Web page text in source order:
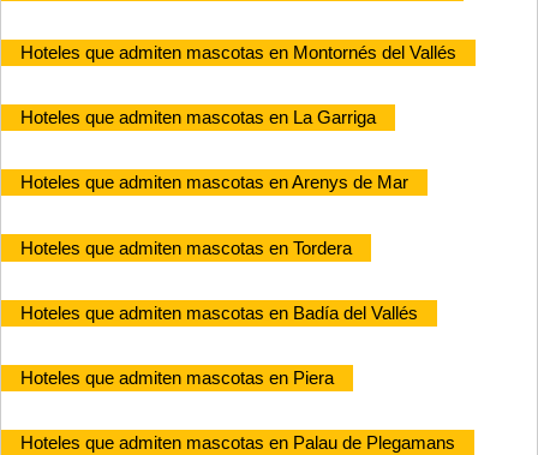
Hoteles que admiten mascotas en Montornés del Vallés
Hoteles que admiten mascotas en La Garriga
Hoteles que admiten mascotas en Arenys de Mar
Hoteles que admiten mascotas en Tordera
Hoteles que admiten mascotas en Badía del Vallés
Hoteles que admiten mascotas en Piera
Hoteles que admiten mascotas en Palau de Plegamans